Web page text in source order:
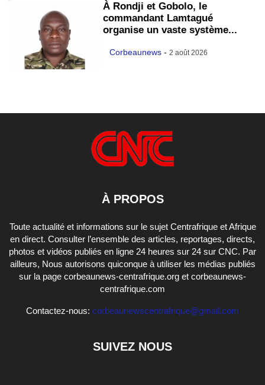
À Rondji et Gobolo, le
commandant Lamtagué
organise un vaste système...
Corbeaunews - 2 août 2026
À PROPOS
Toute actualité et informations sur le sujet Centrafrique et Afrique
en direct. Consulter l’ensemble des articles, reportages, directs,
photos et vidéos publiés en ligne 24 heures sur 24 sur CNC. Par
ailleurs, Nous autorisons quiconque à utiliser les médias publiés
sur la page corbeaunews-centrafrique.org et corbeaunews-
centrafrique.com
Contactez-nous: corbeaunewscentrafrique@gmail.com
SUIVEZ NOUS